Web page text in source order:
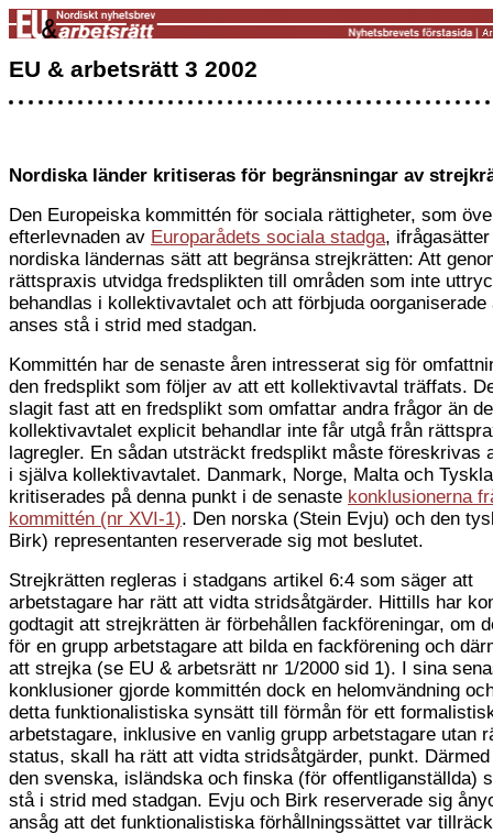
EU & arbetsrätt 3 2002
Nordiska länder kritiseras för begränsningar av
Den Europeiska kommittén för sociala rättigheter, som
efterlevnaden av Europarådets sociala stadga, ifrågasätter
nordiska ländernas sätt att begränsa strejkrätten: Att
rättspraxis utvidga fredsplikten till områden som inte
behandlas i kollektivavtalet och att förbjuda
anses stå i strid med stadgan.
Kommittén har de senaste åren intresserat sig för
den fredsplikt som följer av att ett kollektivavtal träffats.
slagit fast att en fredsplikt som omfattar andra frågor än
kollektivavtalet explicit behandlar inte får utgå från
lagregler. En sådan utsträckt fredsplikt måste föreskrivas
i själva kollektivavtalet. Danmark, Norge, Malta och
kritiserades på denna punkt i de senaste konklusionerna
kommittén (nr XVI-1). Den norska (Stein Evju) och den
Birk) representanten reserverade sig mot beslutet.
Strejkrätten regleras i stadgans artikel 6:4 som säger att
arbetstagare har rätt att vidta stridsåtgärder. Hittills har
godtagit att strejkrätten är förbehållen fackföreningar, om
för en grupp arbetstagare att bilda en fackförening och
att strejka (se EU & arbetsrätt nr 1/2000 sid 1). I sina
konklusioner gjorde kommittén dock en helomvändning
detta funktionalistiska synsätt till förmån för ett
arbetstagare, inklusive en vanlig grupp arbetstagare utan
status, skall ha rätt att vidta stridsåtgärder, punkt.
den svenska, isländska och finska (för offentliganställda)
stå i strid med stadgan. Evju och Birk reserverade sig
ansåg att det funktionalistiska förhållningssättet var